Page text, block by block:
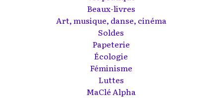
Beaux-livres
Art, musique, danse, cinéma
Soldes
Papeterie
Écologie
Féminisme
Luttes
MaClé Alpha